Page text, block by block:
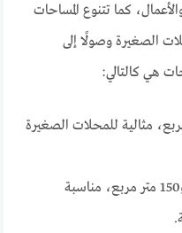
كما تتنوع المساحات
الصغيرة وصولًا إلى
هي كالتالي:
20 متر مربع، مثالية للمحلات الصغيرة
: تتراوح بين 50 و150 متر مربع، مناسبة